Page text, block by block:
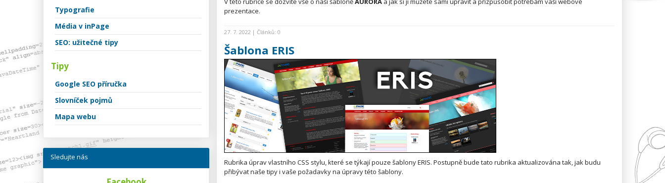
prezentace.
27. 7. 2022 | Článků: 0
Šablona ERIS
Rubrika úprav vlastního CSS stylu, které se týkají pouze šablony ERIS. Postupně bude tato rubrika aktualizována tak, jak budu
přibývat naše tipy i vaše požadavky na úpravy této šablony.
Typografie
Média v inPage
SEO: užitečné tipy
Tipy
Google SEO příručka
Slovníček pojmů
Mapa webu
Sledujte nás